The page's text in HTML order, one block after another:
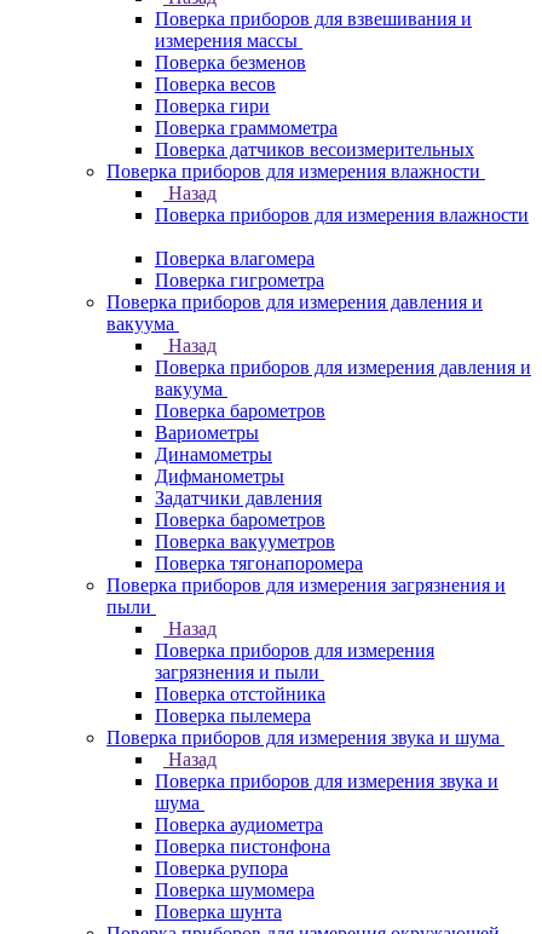
Поверка приборов для взвешивания и
измерения массы
Поверка безменов
Поверка весов
Поверка гири
Поверка граммометра
Поверка датчиков весоизмерительных
Поверка приборов для измерения влажности
Назад
Поверка приборов для измерения влажности
Поверка влагомера
Поверка гигрометра
Поверка приборов для измерения давления и
вакуума
Назад
Поверка приборов для измерения давления и
вакуума
Поверка барометров
Вариометры
Динамометры
Дифманометры
Задатчики давления
Поверка барометров
Поверка вакууметров
Поверка тягонапоромера
Поверка приборов для измерения загрязнения и
пыли
Назад
Поверка приборов для измерения
загрязнения и пыли
Поверка отстойника
Поверка пылемера
Поверка приборов для измерения звука и шума
Назад
Поверка приборов для измерения звука и
шума
Поверка аудиометра
Поверка пистонфона
Поверка рупора
Поверка шумомера
Поверка шунта